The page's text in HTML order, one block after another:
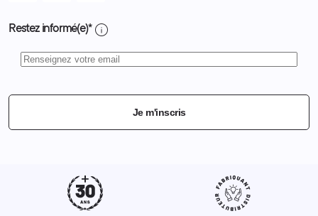
Restez informé(e)* info
Je m'inscris